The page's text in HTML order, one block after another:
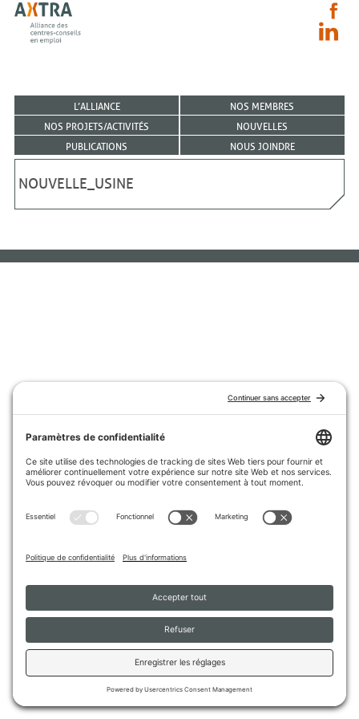
L’ALLIANCE
NOS MEMBRES
NOS PROJETS/ACTIVITÉS
NOUVELLES
PUBLICATIONS
NOUS JOINDRE
NOUVELLE_USINE